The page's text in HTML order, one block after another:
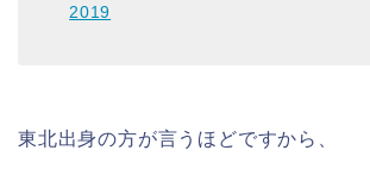
2019
東北出身の方が言うほどですから、